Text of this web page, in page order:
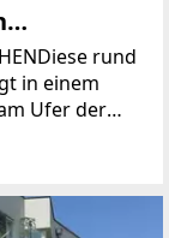
rund
in einem
Ufer der
Komfort
den Blick